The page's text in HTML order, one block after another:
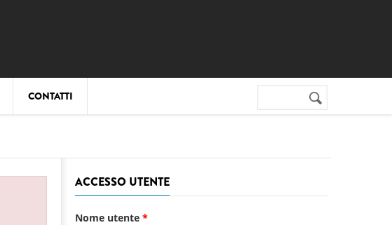
CONTATTI Form di
Cerca nel sito
ACCESSO UTENTE
Nome utente *